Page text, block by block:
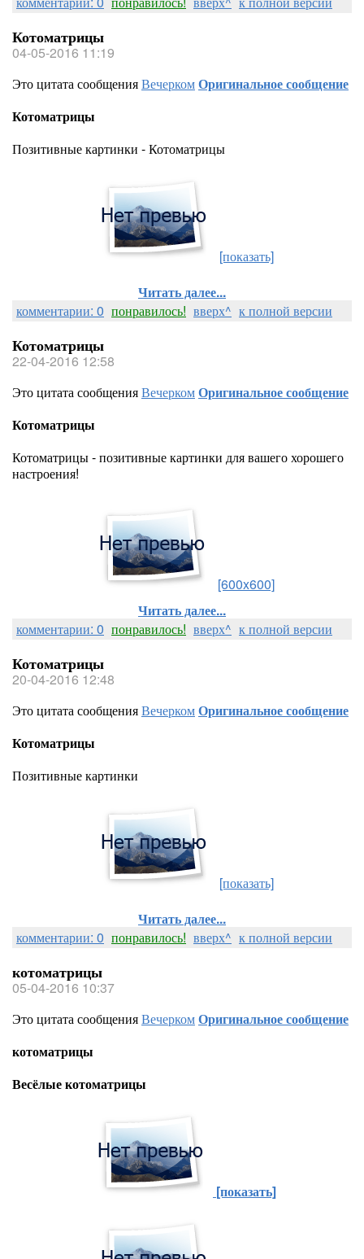
Котоматрицы
04-05-2016 11:19
Это цитата сообщенияВечеркомОригинальное сообщение
Котоматрицы
Позитивные картинки - Котоматрицы
[показать]
Читать далее...
комментарии: 0 понравилось! вверх^ к полной версии
Котоматрицы
22-04-2016 12:58
Это цитата сообщенияВечеркомОригинальное сообщение
Котоматрицы
Котоматрицы - позитивные картинки для вашего хорошего
настроения!
[600x600]
Читать далее...
комментарии: 0 понравилось! вверх^ к полной версии
Котоматрицы
20-04-2016 12:48
Это цитата сообщенияВечеркомОригинальное сообщение
Котоматрицы
Позитивные картинки
[показать]
Читать далее...
комментарии: 0 понравилось! вверх^ к полной версии
котоматрицы
05-04-2016 10:37
Это цитата сообщенияВечеркомОригинальное сообщение
котоматрицы
Весёлые котоматрицы
[показать]